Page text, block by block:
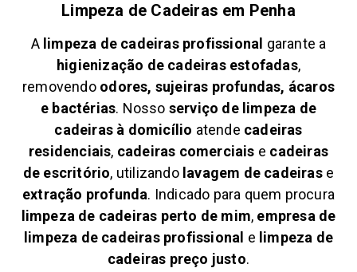
Limpeza de Cadeiras em Penha
A limpeza de cadeiras profissional garante a
higienização de cadeiras estofadas,
removendoodores, sujeiras profundas, ácaros
e bactérias. Nosso serviço de limpeza de
cadeiras à domicílio atende cadeiras
residenciais, cadeiras comerciais e cadeiras
de escritório, utilizando lavagem de cadeirase
extração profunda. Indicado para quem procura
limpeza de cadeiras perto de mim, empresa de
limpeza de cadeiras profissional e limpeza de
cadeiras preço justo.